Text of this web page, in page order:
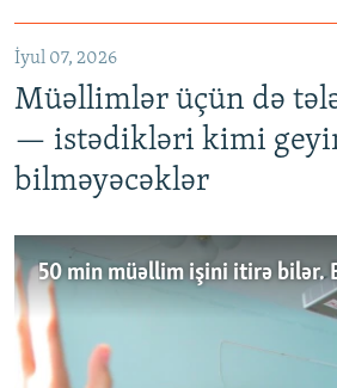
İyul 07, 2026
Müəllimlər üçün də
— istədikləri kimi
bilməyəcəklər